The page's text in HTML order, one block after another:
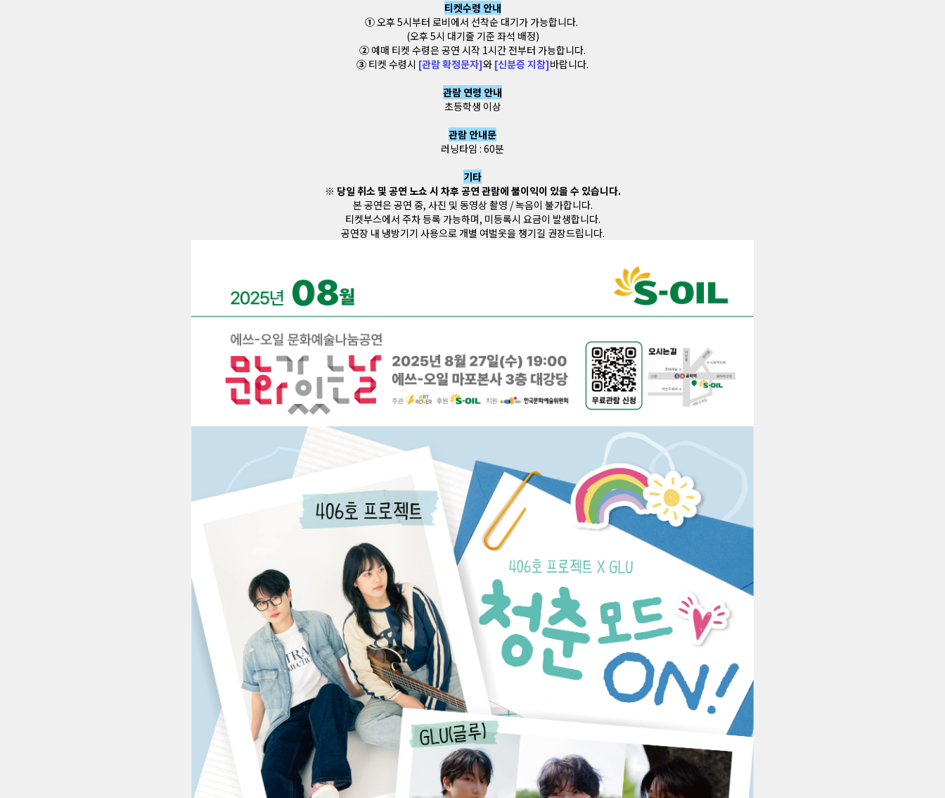
티켓수령 안내
①오후 5시부터 로비에서 선착순 대기가 가능합니다.
(오후 5시 대기줄 기준 좌석 배정)
② 예매 티켓 수령은 공연 시작 1시간 전부터 가능합니다.
③ 티켓 수령시 [관람 확정문자]와 [신분증 지참]바랍니다.
관람 연령 안내
초등학생 이상
관람 안내문
러닝타임 : 60분
기타
※ 당일 취소 및 공연 노쇼 시 차후 공연 관람에 불이익이 있을 수 있습니다.
본 공연은 공연 중, 사진 및 동영상 촬영 / 녹음이 불가합니다.
티켓부스에서 주차 등록 가능하며, 미등록시 요금이 발생합니다.
공연장 내 냉방기기 사용으로 개별 여벌옷을 챙기길 권장드립니다.